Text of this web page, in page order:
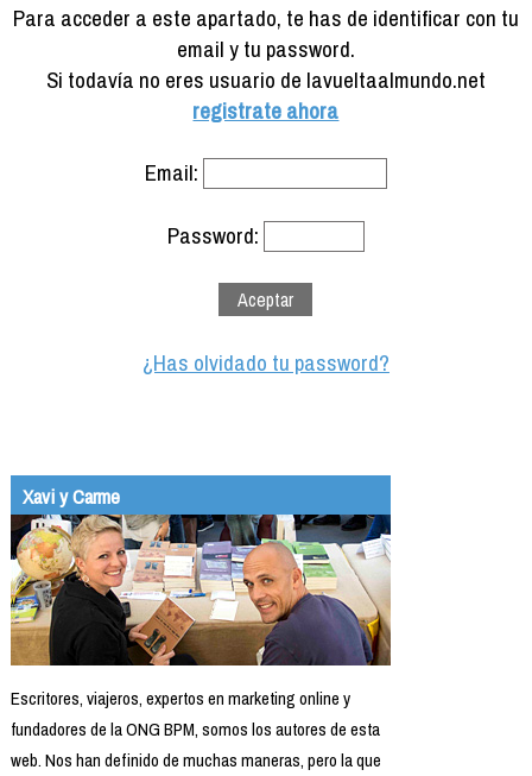
Compañeros de viaje
Info viajeros
Para acceder a este apartado, te has de identificar con tu
email y tu password.
Si todavía no eres usuario de lavueltaalmundo.net
registrate ahora
Email:
Password:
¿Has olvidado tu password?
Xavi y Carme
Escritores, viajeros, expertos en marketing online y
fundadores de la ONG BPM, somos los autores de esta
web. Nos han definido de muchas maneras, pero la que